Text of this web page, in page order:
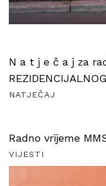
N a t j e č a j za
NATJEČAJ
Radno vrijeme
VIJESTI